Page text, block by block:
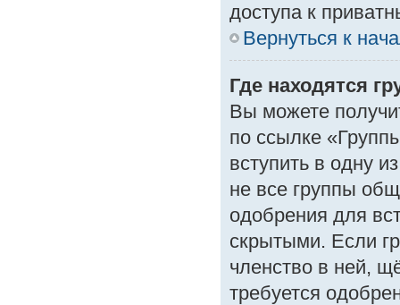
доступа к
Вернуться к
Где находятся
Вы можете
по ссылке
вступить в одну
не все группы
одобрения для
скрытыми. Если
членство в ней,
требуется